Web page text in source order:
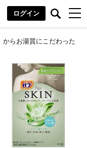
ログイン
からお湯質にこだわった